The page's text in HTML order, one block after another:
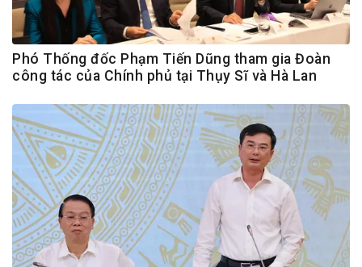
Phó Thống đốc Phạm Tiến Dũng tham gia Đoàn
công tác của Chính phủ tại Thụy Sĩ và Hà Lan